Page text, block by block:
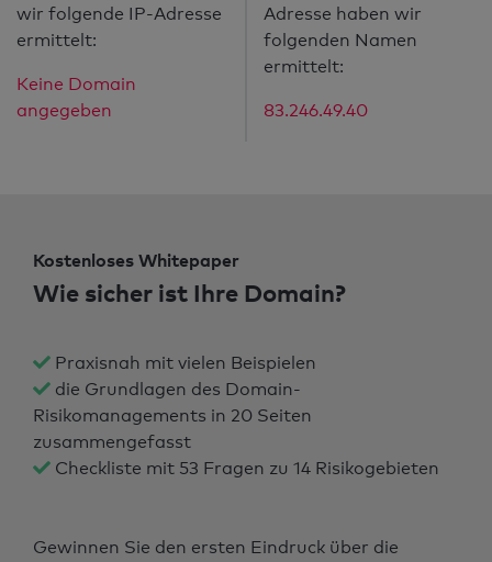
wir folgende IP-Adresse
ermittelt:
Keine Domain
angegeben
Adresse haben wir
folgenden Namen
ermittelt:
83.246.49.40
Kostenloses Whitepaper
Wie sicher ist Ihre Domain?
Praxisnah mit vielen Beispielen
die Grundlagen des Domain-
Risikomanagements in 20 Seiten
zusammengefasst
Checkliste mit 53 Fragen zu 14 Risikogebieten
Gewinnen Sie den ersten Eindruck über die